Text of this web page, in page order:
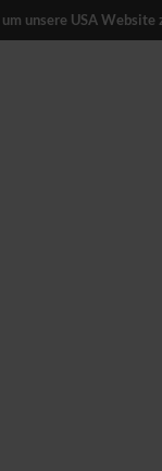
um unsere USA Website